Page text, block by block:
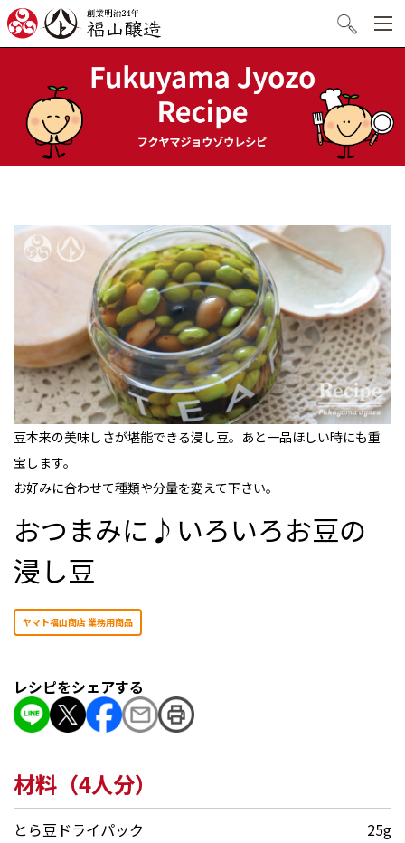
検索
豆本来の美味しさが堪能できる浸し豆。あと一品ほしい時にも重
宝します。
お好みに合わせて種類や分量を変えて下さい。
おつまみに♪いろいろお豆の
浸し豆
ヤマト福山商店 業務用商品
レシピをシェアする
材料（4人分）
とら豆ドライパック
25g